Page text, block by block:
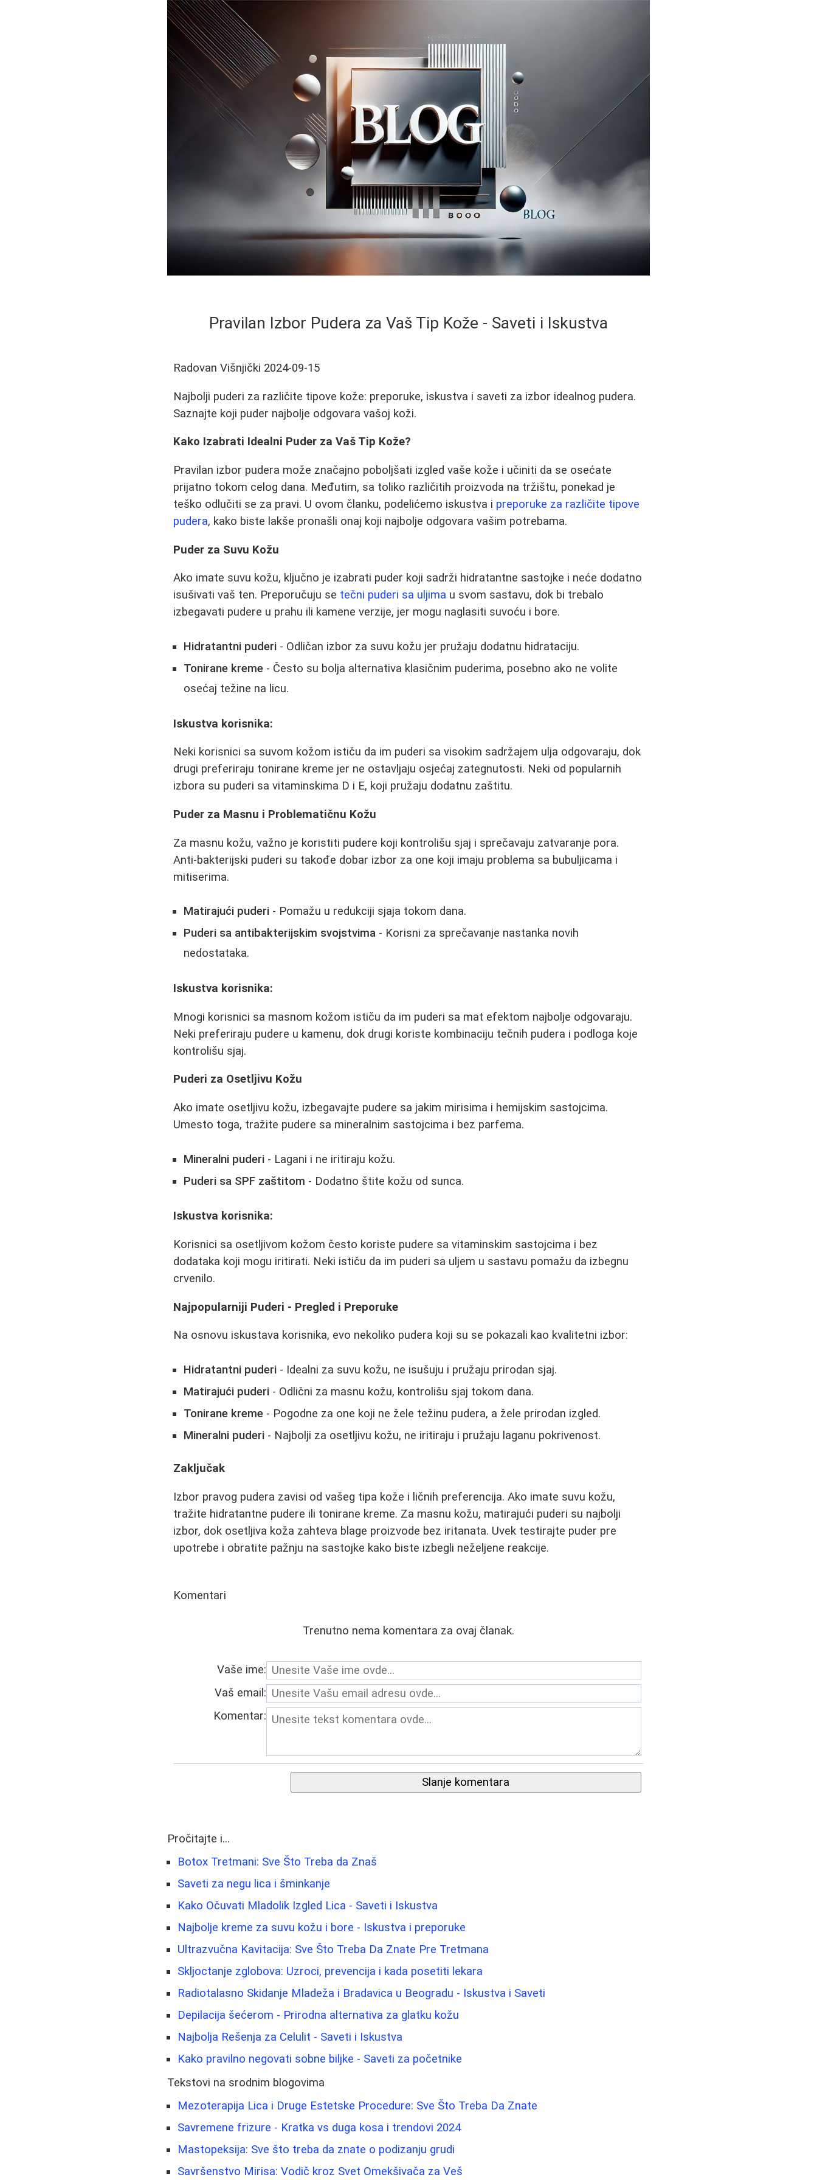
Pravilan Izbor Pudera za Vaš Tip Kože - Saveti i Iskustva
Radovan Višnjički 2024-09-15
Najbolji puderi za različite tipove kože: preporuke, iskustva i saveti za izbor idealnog pudera.
Saznajte koji puder najbolje odgovara vašoj koži.
Kako Izabrati Idealni Puder za Vaš Tip Kože?
Pravilan izbor pudera može značajno poboljšati izgled vaše kože i učiniti da se osećate
prijatno tokom celog dana. Međutim, sa toliko različitih proizvoda na tržištu, ponekad je
teško odlučiti se za pravi. U ovom članku, podelićemo iskustva i preporuke za različite tipove
pudera, kako biste lakše pronašli onaj koji najbolje odgovara vašim potrebama.
Puder za Suvu Kožu
Ako imate suvu kožu, ključno je izabrati puder koji sadrži hidratantne sastojke i neće dodatno
isušivati vaš ten. Preporučuju se tečni puderi sa uljima u svom sastavu, dok bi trebalo
izbegavati pudere u prahu ili kamene verzije, jer mogu naglasiti suvoću i bore.
Hidratantni puderi - Odličan izbor za suvu kožu jer pružaju dodatnu hidrataciju.
Tonirane kreme - Često su bolja alternativa klasičnim puderima, posebno ako ne volite
osećaj težine na licu.
Iskustva korisnika:
Neki korisnici sa suvom kožom ističu da im puderi sa visokim sadržajem ulja odgovaraju, dok
drugi preferiraju tonirane kreme jer ne ostavljaju osjećaj zategnutosti. Neki od popularnih
izbora su puderi sa vitaminskima D i E, koji pružaju dodatnu zaštitu.
Puder za Masnu i Problematičnu Kožu
Za masnu kožu, važno je koristiti pudere koji kontrolišu sjaj i sprečavaju zatvaranje pora.
Anti-bakterijski puderi su takođe dobar izbor za one koji imaju problema sa bubuljicama i
mitiserima.
Matirajući puderi - Pomažu u redukciji sjaja tokom dana.
Puderi sa antibakterijskim svojstvima - Korisni za sprečavanje nastanka novih
nedostataka.
Iskustva korisnika:
Mnogi korisnici sa masnom kožom ističu da im puderi sa mat efektom najbolje odgovaraju.
Neki preferiraju pudere u kamenu, dok drugi koriste kombinaciju tečnih pudera i podloga koje
kontrolišu sjaj.
Puderi za Osetljivu Kožu
Ako imate osetljivu kožu, izbegavajte pudere sa jakim mirisima i hemijskim sastojcima.
Umesto toga, tražite pudere sa mineralnim sastojcima i bez parfema.
Mineralni puderi - Lagani i ne iritiraju kožu.
Puderi sa SPF zaštitom - Dodatno štite kožu od sunca.
Iskustva korisnika:
Korisnici sa osetljivom kožom često koriste pudere sa vitaminskim sastojcima i bez
dodataka koji mogu iritirati. Neki ističu da im puderi sa uljem u sastavu pomažu da izbegnu
crvenilo.
Najpopularniji Puderi - Pregled i Preporuke
Na osnovu iskustava korisnika, evo nekoliko pudera koji su se pokazali kao kvalitetni izbor:
Hidratantni puderi - Idealni za suvu kožu, ne isušuju i pružaju prirodan sjaj.
Matirajući puderi - Odlični za masnu kožu, kontrolišu sjaj tokom dana.
Tonirane kreme - Pogodne za one koji ne žele težinu pudera, a žele prirodan izgled.
Mineralni puderi - Najbolji za osetljivu kožu, ne iritiraju i pružaju laganu pokrivenost.
Zaključak
Izbor pravog pudera zavisi od vašeg tipa kože i ličnih preferencija. Ako imate suvu kožu,
tražite hidratantne pudere ili tonirane kreme. Za masnu kožu, matirajući puderi su najbolji
izbor, dok osetljiva koža zahteva blage proizvode bez iritanata. Uvek testirajte puder pre
upotrebe i obratite pažnju na sastojke kako biste izbegli neželjene reakcije.
Komentari
Trenutno nema komentara za ovaj članak.
Vaše ime:
Vaš email:
Komentar:
Slanje komentara
Pročitajte i...
Botox Tretmani: Sve Što Treba da Znaš
Saveti za negu lica i šminkanje
Kako Očuvati Mladolik Izgled Lica - Saveti i Iskustva
Najbolje kreme za suvu kožu i bore - Iskustva i preporuke
Ultrazvučna Kavitacija: Sve Što Treba Da Znate Pre Tretmana
Skljoctanje zglobova: Uzroci, prevencija i kada posetiti lekara
Radiotalasno Skidanje Mladeža i Bradavica u Beogradu - Iskustva i Saveti
Depilacija šećerom - Prirodna alternativa za glatku kožu
Najbolja Rešenja za Celulit - Saveti i Iskustva
Kako pravilno negovati sobne biljke - Saveti za početnike
Tekstovi na srodnim blogovima
Mezoterapija Lica i Druge Estetske Procedure: Sve Što Treba Da Znate
Savremene frizure - Kratka vs duga kosa i trendovi 2024
Mastopeksija: Sve što treba da znate o podizanju grudi
Savršenstvo Mirisa: Vodič kroz Svet Omekšivača za Veš